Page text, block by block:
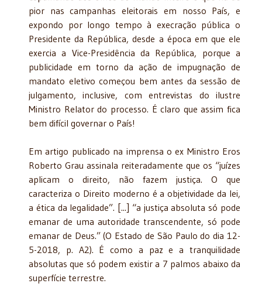
pior nas campanhas eleitorais em nosso País, e
expondo por longo tempo à execração pública o
Presidente da República, desde a época em que ele
exercia a Vice-Presidência da República, porque a
publicidade em torno da ação de impugnação de
mandato eletivo começou bem antes da sessão de
julgamento, inclusive, com entrevistas do ilustre
Ministro Relator do processo. É claro que assim fica
bem difícil governar o País!
Em artigo publicado na imprensa o ex Ministro Eros
Roberto Grau assinala reiteradamente que os “juízes
aplicam o direito, não fazem justiça. O que
caracteriza o Direito moderno é a objetividade da lei,
a ética da legalidade”. [...] “a justiça absoluta só pode
emanar de uma autoridade transcendente, só pode
emanar de Deus.” (O Estado de São Paulo do dia 12-
5-2018, p. A2). É como a paz e a tranquilidade
absolutas que só podem existir a 7 palmos abaixo da
superfície terrestre.